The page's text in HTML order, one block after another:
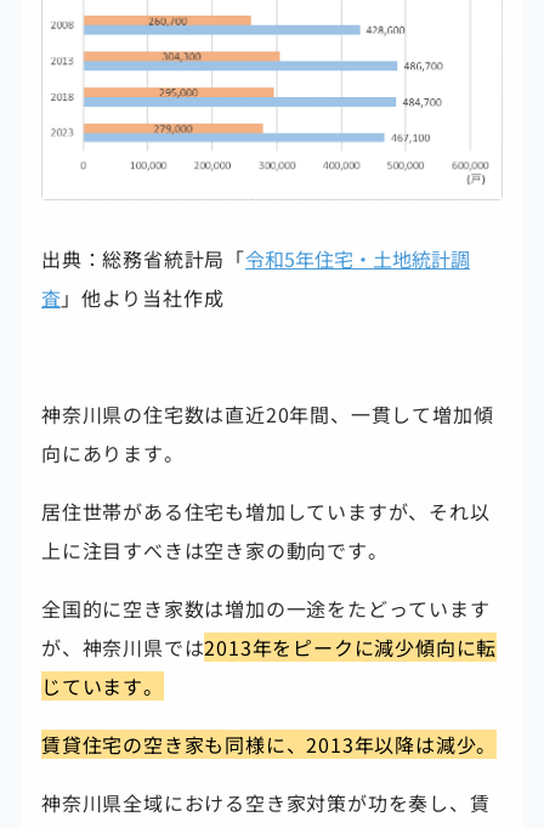
出典：総務省統計局「令和5年住宅・土地統計調
査 」他より当社作成
神奈川県の住宅数は直近20年間、一貫して増加傾
向にあります。
居住世帯がある住宅も増加していますが、それ以
上に注目すべきは空き家の動向です。
全国的に空き家数は増加の一途をたどっています
が、神奈川県では2013年をピークに減少傾向に転
じています。
賃貸住宅の空き家も同様に、2013年以降は減少。
神奈川県全域における空き家対策が功を奏し、賃